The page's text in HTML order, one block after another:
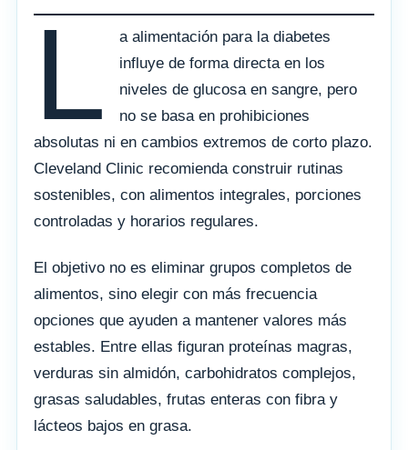
L
a alimentación para la diabetes
influye de forma directa en los
niveles de glucosa en sangre, pero
no se basa en prohibiciones
absolutas ni en cambios extremos de corto plazo.
Cleveland Clinic recomienda construir rutinas
sostenibles, con alimentos integrales, porciones
controladas y horarios regulares.
El objetivo no es eliminar grupos completos de
alimentos, sino elegir con más frecuencia
opciones que ayuden a mantener valores más
estables. Entre ellas figuran proteínas magras,
verduras sin almidón, carbohidratos complejos,
grasas saludables, frutas enteras con fibra y
lácteos bajos en grasa.